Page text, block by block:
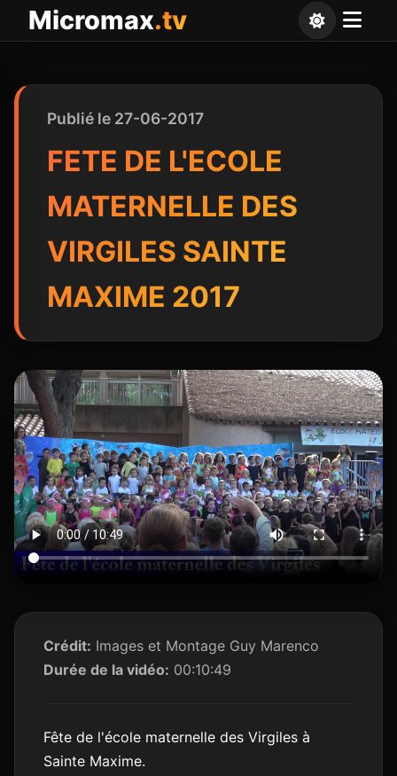
Micromax.tv
Publié le 27-06-2017
FETE DE L'ECOLE
MATERNELLE DES
VIRGILES SAINTE
MAXIME 2017
Crédit: Images et Montage Guy Marenco
Durée de la vidéo: 00:10:49
Fête de l'école maternelle des Virgiles à
Sainte Maxime.
Panneau de gestion des cookies